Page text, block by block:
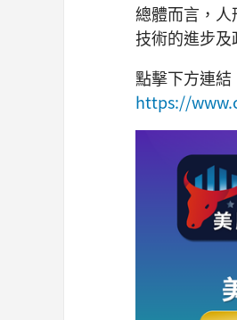
總體而言，
技術的進步及
點擊下方連結
https://